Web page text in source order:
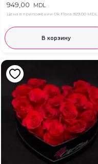
949,00 MDL
Цена в приложении Ok Flora 929,00 MDL
В корзину